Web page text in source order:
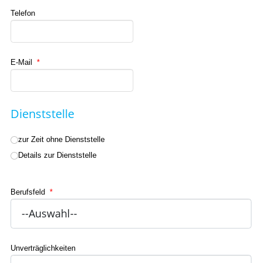
Telefon
E-Mail *
Dienststelle
zur Zeit ohne Dienststelle
Details zur Dienststelle
Berufsfeld *
Unverträglichkeiten